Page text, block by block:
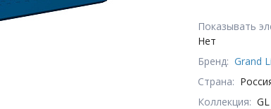
Показывать
Нет
Бренд: Grand
Страна:
Коллекция: